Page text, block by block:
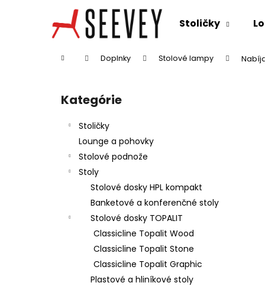
Stoličky
Domov Doplnky Stolové lampy
Preskočiť
kategórie
Kategórie
Stoličky
Lounge a pohovky
Stolové podnože
Stoly
Stolové dosky HPL kompakt
Banketové a konferenčné stoly
Stolové dosky TOPALIT
Classicline Topalit Wood
Classicline Topalit Stone
Classicline Topalit Graphic
Plastové a hliníkové stoly
Späť
Späť